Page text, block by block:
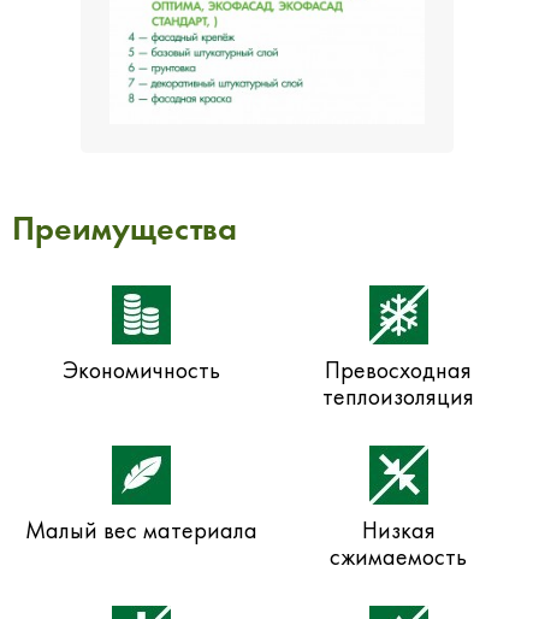
Преимущества
Экономичность
Превосходная
теплоизоляция
Малый вес материала
Низкая
сжимаемость